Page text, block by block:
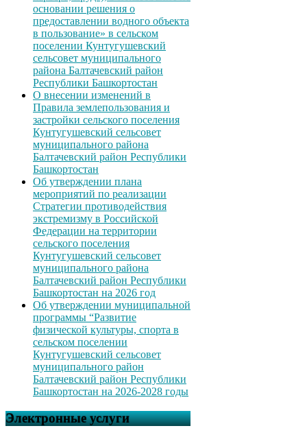
основании решения о
предоставлении водного объекта
в пользование» в сельском
поселении Кунтугушевский
сельсовет муниципального
района Балтачевский район
Республики Башкортостан
О внесении изменений в
Правила землепользования и
застройки сельского поселения
Кунтугушевский сельсовет
муниципального района
Балтачевский район Республики
Башкортостан
Об утверждении плана
мероприятий по реализации
Стратегии противодействия
экстремизму в Российской
Федерации на территории
сельского поселения
Кунтугушевский сельсовет
муниципального района
Балтачевский район Республики
Башкортостан на 2026 год
Об утверждении муниципальной
программы “Развитие
физической культуры, спорта в
сельском поселении
Кунтугушевский сельсовет
муниципального район
Балтачевский район Республики
Башкортостан на 2026-2028 годы
Электронные услуги